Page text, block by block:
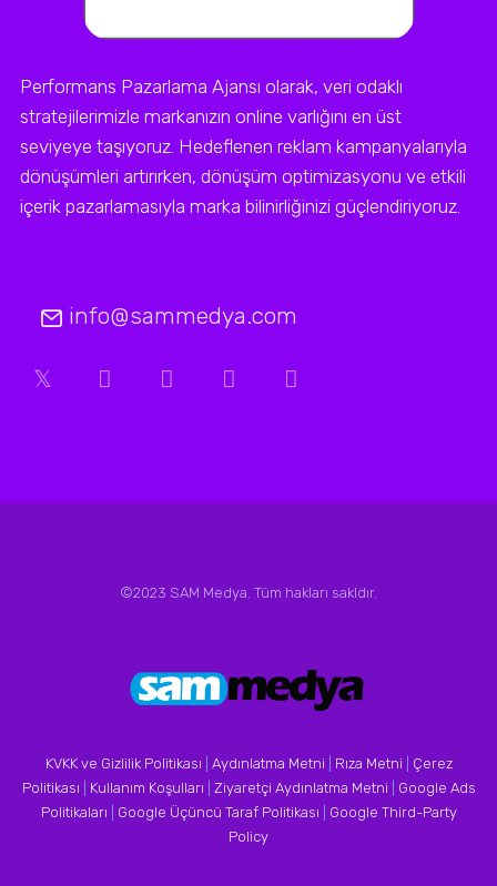
Performans Pazarlama Ajansı olarak, veri odaklı
stratejilerimizle markanızın online varlığını en üst
seviyeye taşıyoruz. Hedeflenen reklam kampanyalarıyla
dönüşümleri artırırken, dönüşüm optimizasyonu ve etkili
içerik pazarlamasıyla marka bilinirliğinizi güçlendiriyoruz.
info@sammedya.com
©2023 SAM Medya. Tüm hakları sakldır.
KVKK ve Gizlilik Politikası Aydınlatma Metni Rıza Metni
Çerez
Politikası
Kullanım Koşulları Ziyaretçi Aydınlatma Metni
Google Ads
Politikaları
Google Üçüncü Taraf Politikası
Google Third-Party
Policy